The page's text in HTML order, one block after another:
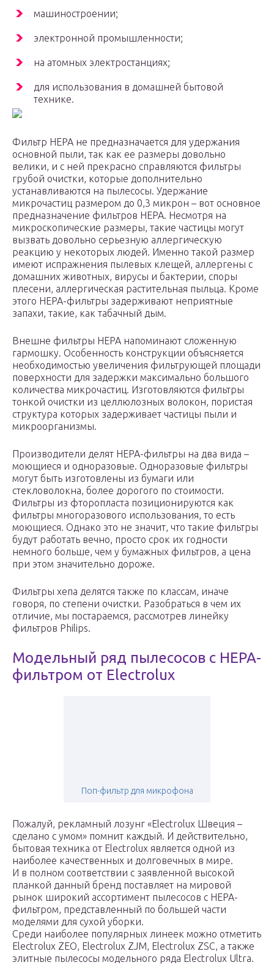
машиностроении;
электронной промышленности;
на атомных электростанциях;
для использования в домашней бытовой
технике.
Фильтр HEPA не предназначается для удержания
основной пыли, так как ее размеры довольно
велики, и с ней прекрасно справляются фильтры
грубой очистки, которые дополнительно
устанавливаются на пылесосы. Удержание
микрочастиц размером до 0,3 микрон – вот основное
предназначение фильтров HEPA. Несмотря на
микроскопические размеры, такие частицы могут
вызвать довольно серьезную аллергическую
реакцию у некоторых людей. Именно такой размер
имеют испражнения пылевых клещей, аллергены с
домашних животных, вирусы и бактерии, споры
плесени, аллергическая растительная пыльца. Кроме
этого HEPA-фильтры задерживают неприятные
запахи, такие, как табачный дым.
Внешне фильтры HEPA напоминают сложенную
гармошку. Особенность конструкции объясняется
необходимостью увеличения фильтрующей площади
поверхности для задержки максимально большого
количества микрочастиц. Изготовляются фильтры
тонкой очистки из целлюлозных волокон, пористая
структура которых задерживает частицы пыли и
микроорганизмы.
Производители делят HEPA-фильтры на два вида –
моющиеся и одноразовые. Одноразовые фильтры
могут быть изготовлены из бумаги или
стекловолокна, более дорогого по стоимости.
Фильтры из фторопласта позиционируются как
фильтры многоразового использования, то есть
моющиеся. Однако это не значит, что такие фильтры
будут работать вечно, просто срок их годности
немного больше, чем у бумажных фильтров, а цена
при этом значительно дороже.
Фильтры хепа делятся также по классам, иначе
говоря, по степени очистки. Разобраться в чем их
отличие, мы постараемся, рассмотрев линейку
фильтров Philips.
Модельный ряд пылесосов с HEPA-
фильтром от Electrolux
Поп-фильтр для микрофона
Пожалуй, рекламный лозунг «Electrolux Швеция –
сделано с умом» помнит каждый. И действительно,
бытовая техника от Electrolux является одной из
наиболее качественных и долговечных в мире.
И в полном соответствии с заявленной высокой
планкой данный бренд поставляет на мировой
рынок широкий ассортимент пылесосов с HEPA-
фильтром, представленный по большей части
моделями для сухой уборки.
Среди наиболее популярных линеек можно отметить
Electrolux ZEO, Electrolux ZJM, Electrolux ZSC, а также
элитные пылесосы модельного ряда Electrolux Ultra.